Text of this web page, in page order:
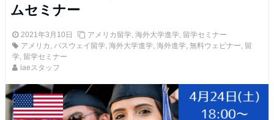
ムセミナー
2021年3月10日 アメリカ留学, 海外大学進学, 留学セミナー
アメリカ , パスウェイ留学, 海外大学進学, 海外進学, 無料ウェビナー, 留
学, 留学セミナー
iaeスタッフ